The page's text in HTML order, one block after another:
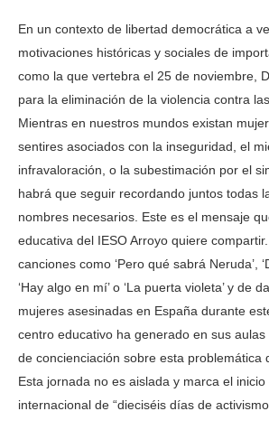
En un contexto de libertad democrática a
motivaciones históricas y sociales de
como la que vertebra el 25 de noviembre,
para la eliminación de la violencia contra
Mientras en nuestros mundos existan
sentires asociados con la inseguridad, el
infravaloración, o la subestimación por el
habrá que seguir recordando juntos todas
nombres necesarios. Este es el mensaje
educativa del IESO Arroyo quiere
canciones como ‘Pero qué sabrá Neruda’,
‘Hay algo en mí’ o ‘La puerta violeta’ y de
mujeres asesinadas en España durante
centro educativo ha generado en sus
de concienciación sobre esta problemática
Esta jornada no es aislada y marca el
internacional de “dieciséis días de